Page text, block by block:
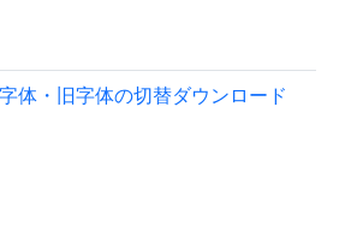
体・旧字体の切替ダウンロード